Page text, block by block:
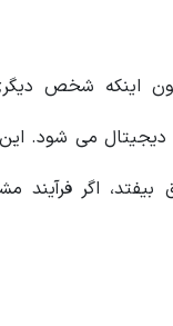
اینکه شخص
دیجیتال می شود.
اگر فرآیند